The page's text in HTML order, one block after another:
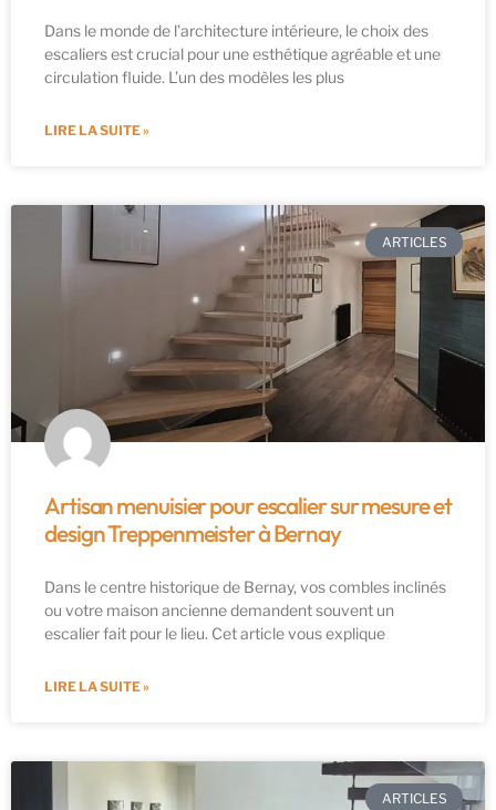
Dans le monde de l’architecture intérieure, le choix des
escaliers est crucial pour une esthétique agréable et une
circulation fluide. L’un des modèles les plus
LIRE LA SUITE »
ARTICLES
Artisan menuisier pour escalier sur mesure et
design Treppenmeister à Bernay
Dans le centre historique de Bernay, vos combles inclinés
ou votre maison ancienne demandent souvent un
escalier fait pour le lieu. Cet article vous explique
LIRE LA SUITE »
ARTICLES